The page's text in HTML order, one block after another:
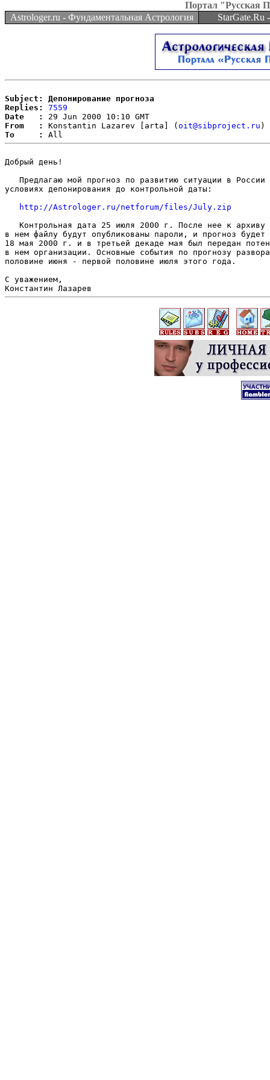
Портал "Русская
Astrologer.ru - Фундаментальная Астрология
StarGate.Ru
Subject: Депонирование прогноза
Replies:
7559
Date   :
From   :
Konstantin Lazarev [arta] (oit@sibproject.ru
To     :
Добрый день!
Предлагаю мой прогноз по развитию ситуации в России
условиях депонирования до контрольной даты:
http://Astrologer.ru/netforum/files/July.zip
Контрольная дата 25 июля 2000 г. После нее к архиву
в нем файлу будут опубликованы пароли, и прогноз будет
18 мая 2000 г. и в третьей декаде мая был передан
в нем организации. Основные события по прогнозу
половине июня - первой половине июля этого года.
С уважением,